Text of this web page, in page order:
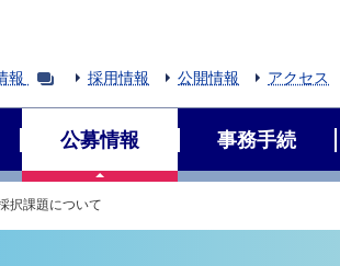
報 採用情報 公開情報 アクセス
公募情報 事務手続
択課題について